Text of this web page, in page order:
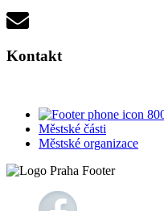
Kontakt
Městské části
Městské organizace